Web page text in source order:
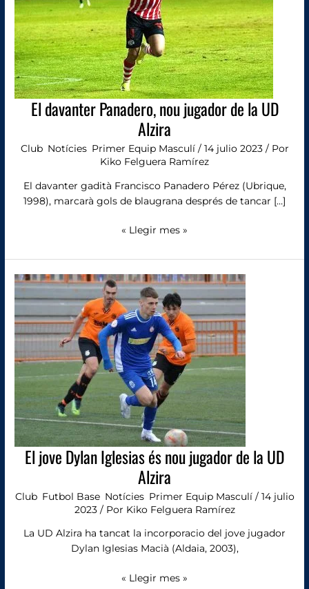
El davanter Panadero, nou jugador de la UD
Alzira
Club, Notícies, Primer Equip Masculí/ 14 julio 2023 / Por
Kiko Felguera Ramírez
El davanter gadità Francisco Panadero Pérez (Ubrique,
1998), marcarà gols de blaugrana després de tancar […]
la
UD
Alzira
« Llegir mes »
El jove Dylan Iglesias és nou jugador de la UD
Alzira
Club, Futbol Base, Notícies, Primer Equip Masculí/ 14 julio
2023 / Por Kiko Felguera Ramírez
La UD Alzira ha tancat la incorporacio del jove jugador
Dylan Iglesias Macià (Aldaia, 2003),
jove
Dylan
Iglesias
és
nou
jugador
de
la
UD
Alzira
« Llegir mes »